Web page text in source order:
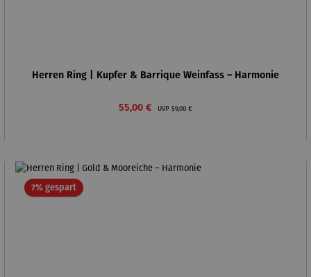
Herren Ring | Kupfer & Barrique Weinfass – Harmonie
Verkaufspreis:
55,00 € UVP Regulärer Preis:
59,00 €
7% gespartRabatt